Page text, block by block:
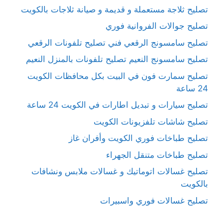
تصليح ثلاجة مستعملة و قديمة و صيانة ثلاجات بالكويت
تصليح جوالات الفروانية فوري
تصليح سامسونج الرقعي فني تصليح تلفونات الرقعي
تصليح سامسونج النعيم تصليح تلفونات بالمنزل النعيم
تصليح سمارت فون في البيت بكل محافظات الكويت
24 ساعة
تصليح سيارات و تبديل اطارات في الكويت 24 ساعة
تصليح شاشات تلفزيونات الكويت
تصليح طباخات فوري الكويت وأفران غاز
تصليح طباخات متنقل الجهراء
تصليح غسالات اتوماتيك و غسالات ملابس ونشافات
بالكويت
تصليح غسالات فوري واسبيرات